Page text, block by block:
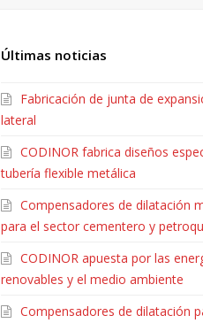
Últimas noticias
Fabricación de junta de
lateral
CODINOR fabrica diseños
tubería flexible metálica
Compensadores de dilatación
para el sector cementero y
CODINOR apuesta por las
renovables y el medio ambiente
Compensadores de dilatación